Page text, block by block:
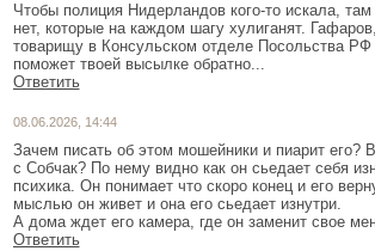
Чтобы полиция Нидерландов кого-то искала,
нет, которые на каждом шагу хулиганят.
товарищу в Консульском отделе Посольства РФ
поможет твоей высылке обратно...
Ответить
08.06.2026, 14:44
Зачем писать об этом мошейники и пиарит его?
с Собчак? По нему видно как он сьедает себя
психика. Он понимает что скоро конец и его
мыслью он живет и она его сьедает изнутри.
А дома ждет его камера, где он заменит свое
Ответить